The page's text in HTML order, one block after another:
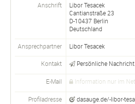
Anschrift
Libor Tesacek
Cantianstraße 23
D-10437 Berlin
Deutschland
Ansprechpartner LiborTesacek
Kontakt Persönliche Nachricht
E-Mail Information nur im
Profiladresse dasauge.de/-libor-